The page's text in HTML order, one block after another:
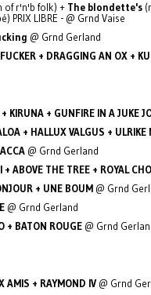
of r'n'b folk) + The blondette's
PRIX LIBRE - @ Grnd Vaise
@ Grnd Gerland
+ DRAGGING AN OX +
KIRUNA + GUNFIRE IN A JUKE
+ HALLUX VALGUS + ULRIKE
@ Grnd Gerland
+ ABOVE THE TREE + ROYAL
+ UNE BOUM @ Grnd
@ Grnd Gerland
+ BATON ROUGE @ Grnd
AMIS + RAYMOND IV@ Grnd